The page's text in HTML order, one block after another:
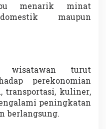
menarik minat
maupun
wisatawan turut
perekonomian
transportasi, kuliner,
peningkatan
berlangsung.